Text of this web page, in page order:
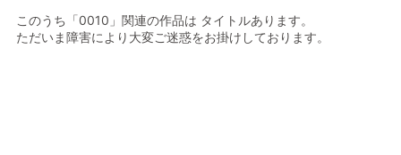
このうち「0010」関連の作品は タイトルあります。
ただいま障害により大変ご迷惑をお掛けしております。